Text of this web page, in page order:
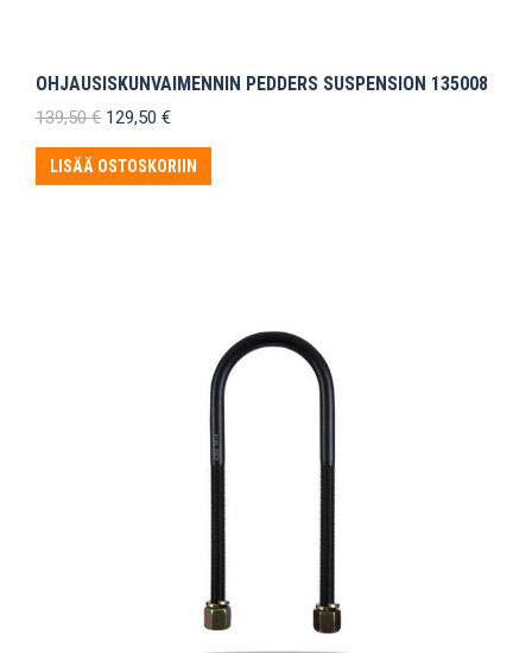
OHJAUSISKUNVAIMENNIN PEDDERS SUSPENSION 135008
139,50€ Alkuperäinen
oli:
139,50 €.
129,50 €Nykyinen
on:
129,50 €.
LISÄÄ OSTOSKORIIN